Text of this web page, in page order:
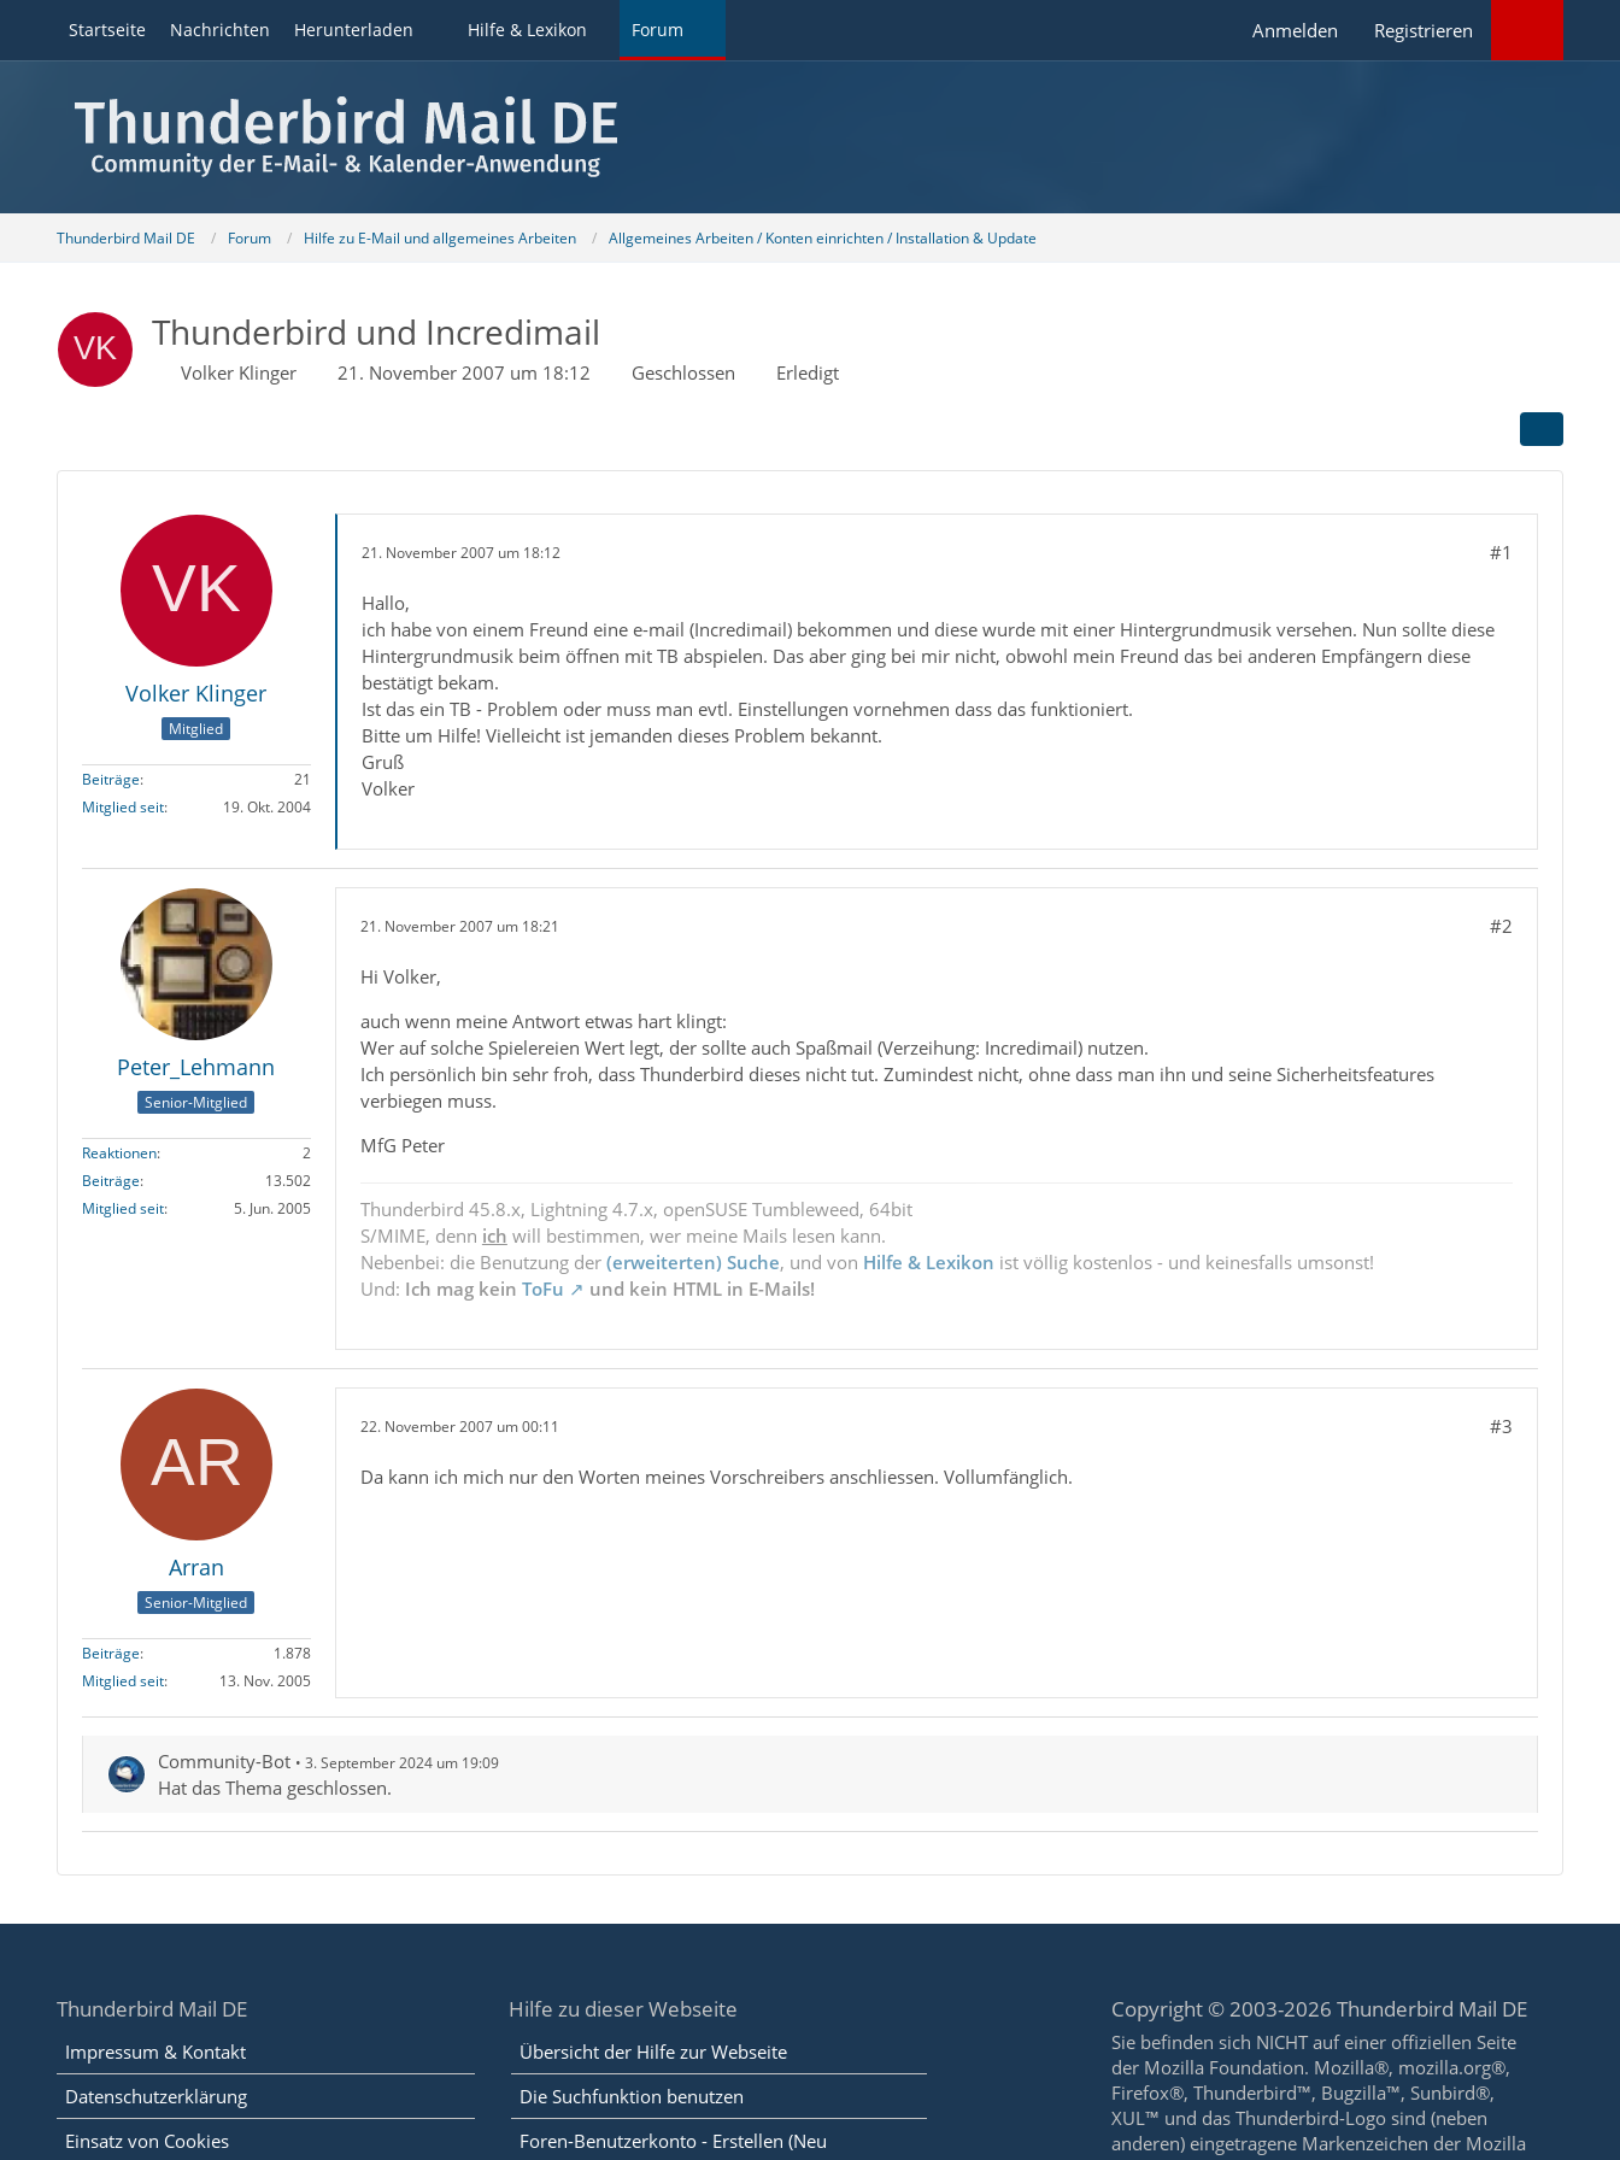
Startseite Nachrichten Herunterladen Hilfe & Lexikon Forum Anmelden Registrieren
Thunderbird Mail DE Forum Hilfe zu E-Mail und allgemeines Arbeiten Allgemeines Arbeiten / Konten einrichten / Installation & Update
Thunderbird und Incredimail
Volker Klinger 21. November 2007 um 18:12 Geschlossen Erledigt
Volker Klinger
Mitglied
Beiträge
21
Mitglied seit
19. Okt. 2004
21. November 2007 um 18:12 #1
Hallo,
ich habe von einem Freund eine e-mail (Incredimail) bekommen und diese wurde mit einer Hintergrundmusik versehen. Nun sollte diese
Hintergrundmusik beim öffnen mit TB abspielen. Das aber ging bei mir nicht, obwohl mein Freund das bei anderen Empfängern diese
bestätigt bekam.
Ist das ein TB - Problem oder muss man evtl. Einstellungen vornehmen dass das funktioniert.
Bitte um Hilfe! Vielleicht ist jemanden dieses Problem bekannt.
Gruß
Volker
Peter_Lehmann
Senior-Mitglied
Reaktionen
2
Beiträge
13.502
Mitglied seit
5. Jun. 2005
21. November 2007 um 18:21 #2
Hi Volker,
auch wenn meine Antwort etwas hart klingt:
Wer auf solche Spielereien Wert legt, der sollte auch Spaßmail (Verzeihung: Incredimail) nutzen.
Ich persönlich bin sehr froh, dass Thunderbird dieses nicht tut. Zumindest nicht, ohne dass man ihn und seine Sicherheitsfeatures
verbiegen muss.
MfG Peter
Thunderbird 45.8.x, Lightning 4.7.x, openSUSE Tumbleweed, 64bit
S/MIME, denn ich will bestimmen, wer meine Mails lesen kann.
Nebenbei: die Benutzung der (erweiterten) Suche, und von Hilfe & Lexikon ist völlig kostenlos - und keinesfalls umsonst!
Und: Ich mag kein ToFu und kein HTML in E-Mails!
Arran
Senior-Mitglied
Beiträge
1.878
Mitglied seit
13. Nov. 2005
22. November 2007 um 00:11 #3
Da kann ich mich nur den Worten meines Vorschreibers anschliessen. Vollumfänglich.
Community-Bot 3. September 2024 um 19:09
Hat das Thema geschlossen.
Thunderbird Mail DE
Impressum & Kontakt
Datenschutzerklärung
Einsatz von Cookies
Hilfe zu dieser Webseite
Übersicht der Hilfe zur Webseite
Die Suchfunktion benutzen
Foren-Benutzerkonto - Erstellen (Neu
Copyright © 2003-2026 Thunderbird Mail DE
Sie befinden sich NICHT auf einer offiziellen Seite
der Mozilla Foundation. Mozilla®, mozilla.org®,
Firefox®, Thunderbird™, Bugzilla™, Sunbird®,
XUL™ und das Thunderbird-Logo sind (neben
anderen) eingetragene Markenzeichen der Mozilla